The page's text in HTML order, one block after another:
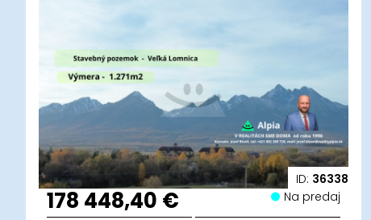
ID: 36338
178 448,40 € Na predaj